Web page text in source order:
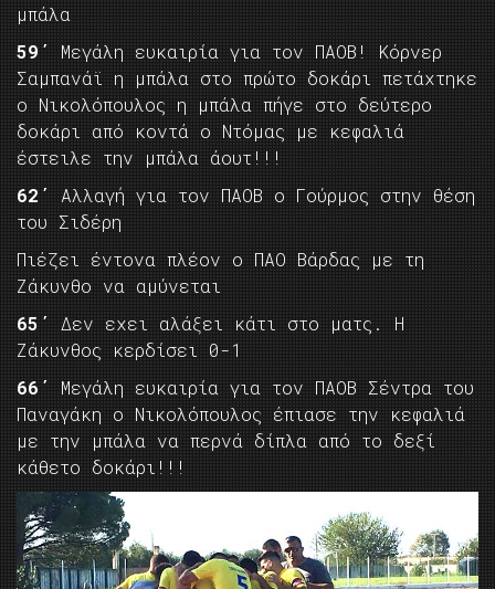
μπάλα
59΄ Μεγάλη ευκαιρία για τον ΠΑΟΒ! Κόρνερ
Σαμπανάϊ η μπάλα στο πρώτο δοκάρι πετάχτηκε
ο Νικολόπουλος η μπάλα πήγε στο δεύτερο
δοκάρι από κοντά ο Ντόμας με κεφαλιά
έστειλε την μπάλα άουτ!!!
62΄ Αλλαγή για τον ΠΑΟΒ ο Γούρμος στην θέση
του Σιδέρη
Πιέζει έντονα πλέον ο ΠΑΟ Βάρδας με τη
Ζάκυνθο να αμύνεται
65΄
Δεν εχει αλάξει κάτι στο ματς. Η
Ζάκυνθος κερδίσει 0-1
66΄ Μεγάλη ευκαιρία για τον ΠΑΟΒ Σέντρα του
Παναγάκη ο Νικολόπουλος έπιασε την κεφαλιά
με την μπάλα να περνά δίπλα από το δεξί
κάθετο δοκάρι!!!